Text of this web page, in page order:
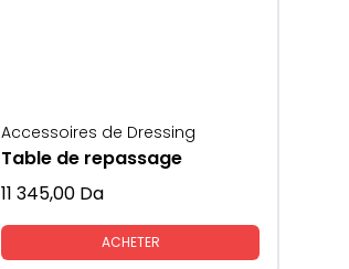
Accessoires de Dressing
Table de repassage
11 345,00 Da
ACHETER